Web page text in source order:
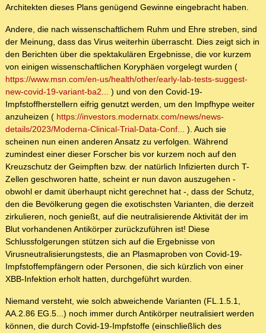
Architekten dieses Plans genügend Gewinne eingebracht haben.
Andere, die nach wissenschaftlichem Ruhm und Ehre streben, sind
der Meinung, dass das Virus weiterhin überrascht. Dies zeigt sich in
den Berichten über die spektakulären Ergebnisse, die vor kurzem
von einigen wissenschaftlichen Koryphäen vorgelegt wurden (
https://www.msn.com/en-us/health/other/early-lab-tests-suggest-
new-covid-19-variant-ba2... ) und von den Covid-19-
Impfstoffherstellern eifrig genutzt werden, um den Impfhype weiter
anzuheizen ( https://investors.modernatx.com/news/news-
details/2023/Moderna-Clinical-Trial-Data-Conf... ). Auch sie
scheinen nun einen anderen Ansatz zu verfolgen. Während
zumindest einer dieser Forscher bis vor kurzem noch auf den
Kreuzschutz der Geimpften bzw. der natürlich Infizierten durch T-
Zellen geschworen hatte, scheint er nun davon auszugehen -
obwohl er damit überhaupt nicht gerechnet hat -, dass der Schutz,
den die Bevölkerung gegen die exotischsten Varianten, die derzeit
zirkulieren, noch genießt, auf die neutralisierende Aktivität der im
Blut vorhandenen Antikörper zurückzuführen ist! Diese
Schlussfolgerungen stützen sich auf die Ergebnisse von
Virusneutralisierungstests, die an Plasmaproben von Covid-19-
Impfstoffempfängern oder Personen, die sich kürzlich von einer
XBB-Infektion erholt hatten, durchgeführt wurden.
Niemand versteht, wie solch abweichende Varianten (FL.1.5.1,
AA.2.86 EG.5...) noch immer durch Antikörper neutralisiert werden
können, die durch Covid-19-Impfstoffe (einschließlich des